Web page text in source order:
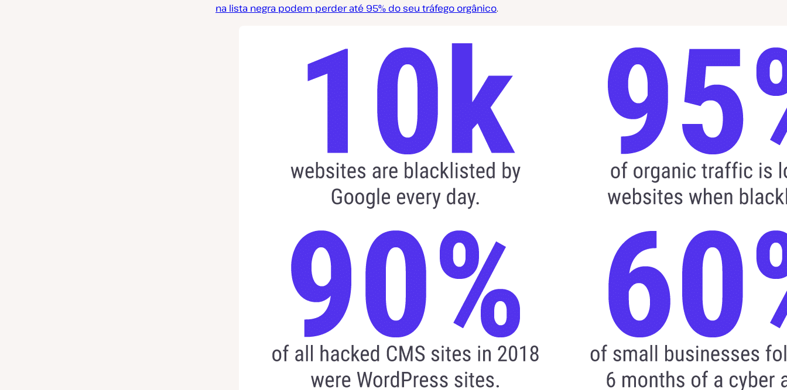
na lista negra podem perder até 95% do seu tráfego orgânico.